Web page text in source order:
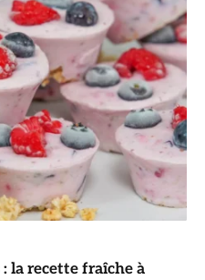
la recette fraîche à